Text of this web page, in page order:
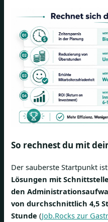
So rechnest du mit
Der sauberste Startpunkt
Lösungen mit
den
von durchschnittlich 4,5
Stunde (Job.Rocks zur